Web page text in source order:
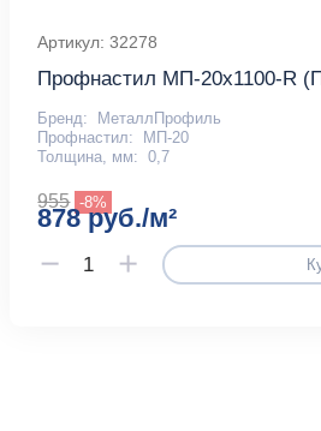
Артикул: 32278
Профнастил МП-20x1100-R
Бренд:
МеталлПрофиль
Профнастил:
МП-20
Толщина, мм: 0,7
955 -8%
878 руб./м²